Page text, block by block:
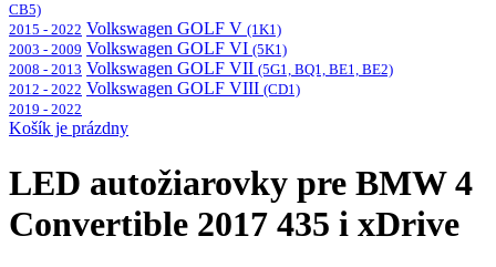
CB5)
2015 - 2022 Volkswagen GOLF V (1K1)
2003 - 2009 Volkswagen GOLF VI (5K1)
2008 - 2013 Volkswagen GOLF VII (5G1, BQ1, BE1, BE2)
2012 - 2022 Volkswagen GOLF VIII (CD1)
2019 - 2022
Košík je prázdny
LED autožiarovky pre BMW 4
Convertible 2017 435 i xDrive